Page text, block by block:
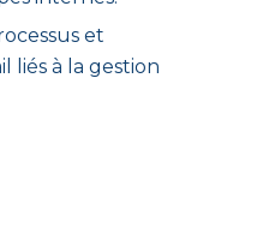
et
liés à la gestion